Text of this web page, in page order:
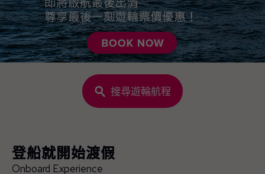
搜尋遊輪航程
登船就開始渡假
Onboard Experience